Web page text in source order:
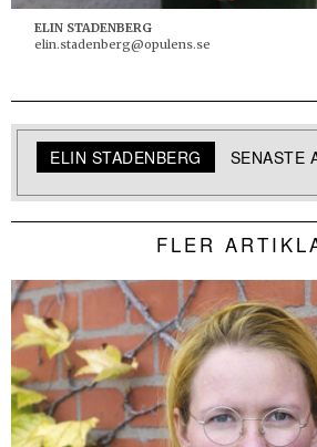
ELIN STADENBERG
elin.stadenberg@opulens.se
ELIN STADENBERG SENASTE
FLER